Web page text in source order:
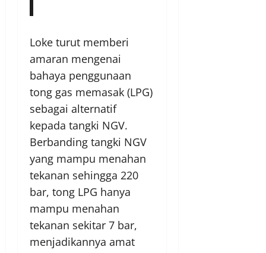
Loke turut memberi
amaran mengenai
bahaya penggunaan
tong gas memasak (LPG)
sebagai alternatif
kepada tangki NGV.
Berbanding tangki NGV
yang mampu menahan
tekanan sehingga 220
bar, tong LPG hanya
mampu menahan
tekanan sekitar 7 bar,
menjadikannya amat